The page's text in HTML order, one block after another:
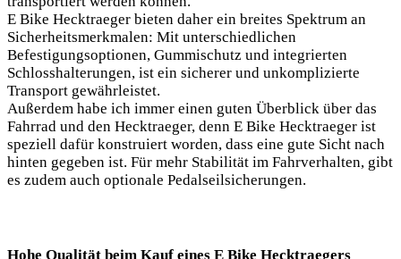
E Bike Hecktraeger bieten daher ein breites Spektrum an
Sicherheitsmerkmalen: Mit unterschiedlichen
Befestigungsoptionen, Gummischutz und integrierten
Schlosshalterungen, ist ein sicherer und unkomplizierte
Transport gewährleistet.
Außerdem habe ich immer einen guten Überblick über das
Fahrrad und den Hecktraeger, denn E Bike Hecktraeger ist
speziell dafür konstruiert worden, dass eine gute Sicht nach
hinten gegeben ist. Für mehr Stabilität im Fahrverhalten, gibt
es zudem auch optionale Pedalseilsicherungen.
Hohe Qualität beim Kauf eines E Bike Hecktraegers